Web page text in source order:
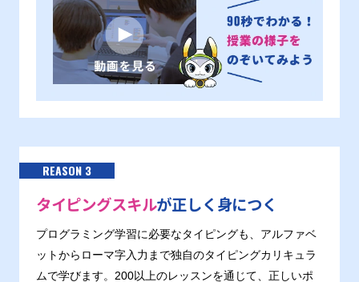
REASON 3
タイピングスキルが正しく身につく
プログラミング学習に必要なタイピングも、アルファベ
ットからローマ字入力まで独自のタイピングカリキュラ
ムで学びます。200以上のレッスンを通じて、正しいポ